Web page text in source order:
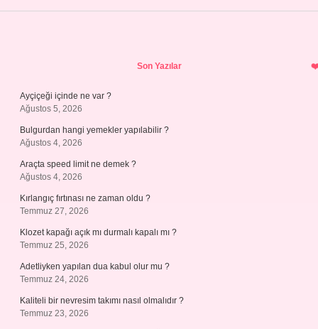
Son Yazılar
Ayçiçeği içinde ne var ?
Ağustos 5, 2026
Bulgurdan hangi yemekler yapılabilir ?
Ağustos 4, 2026
Araçta speed limit ne demek ?
Ağustos 4, 2026
Kırlangıç fırtınası ne zaman oldu ?
Temmuz 27, 2026
Klozet kapağı açık mı durmalı kapalı mı ?
Temmuz 25, 2026
Adetliyken yapılan dua kabul olur mu ?
Temmuz 24, 2026
Kaliteli bir nevresim takımı nasıl olmalıdır ?
Temmuz 23, 2026